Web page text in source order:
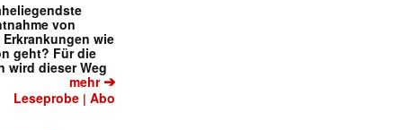
von
wie
geht? Für die
wird dieser Weg
mehr➔
Leseprobe |Abo